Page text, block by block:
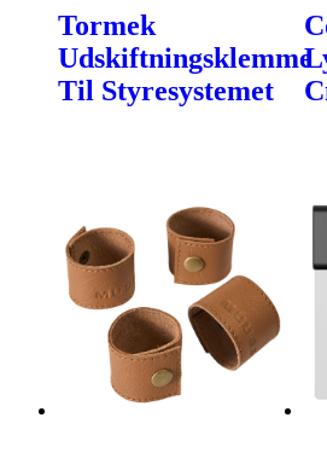
Tormek
Udskiftningsklemme
Til Styresystemet